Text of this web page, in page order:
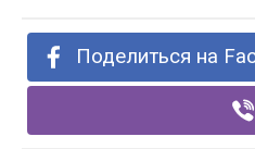
Поделиться на